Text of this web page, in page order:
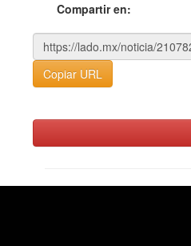
Compartir en:
Copiar URL